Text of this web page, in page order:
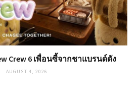
Crew 6 เพื่อนซี้จากชาแบรนด์ดัง
AUGUST 4, 2026